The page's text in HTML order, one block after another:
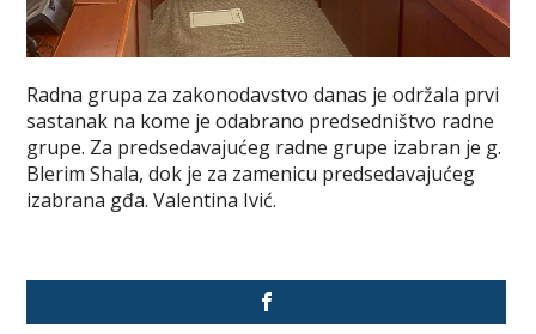
Radna grupa za zakonodavstvo danas je održala prvi
sastanak na kome je odabrano predsedništvo radne
grupe. Za predsedavajućeg radne grupe izabran je g.
Blerim Shala, dok je za zamenicu predsedavajućeg
izabrana gđa. Valentina Ivić.